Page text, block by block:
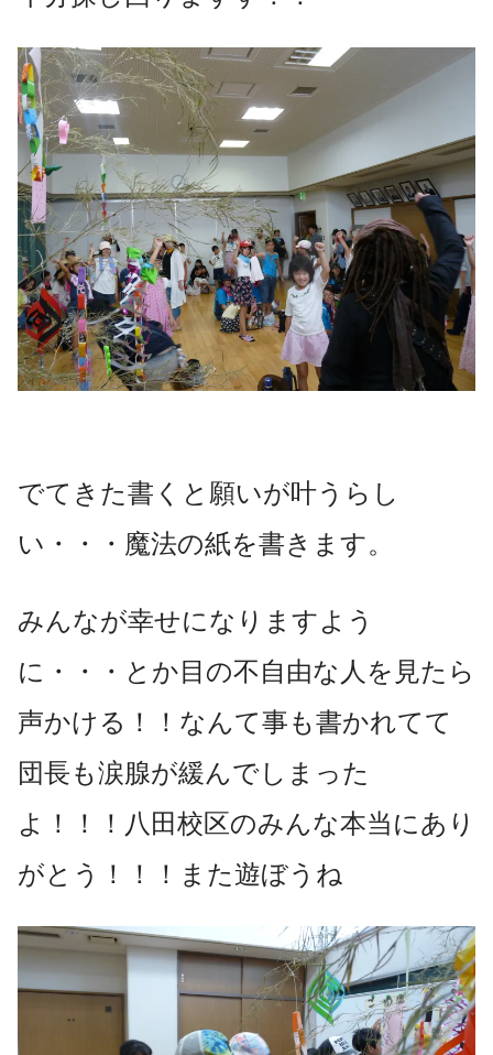
でてきた書くと願いが叶うらし
い・・・魔法の紙を書きます。
みんなが幸せになりますよう
に・・・とか目の不自由な人を見たら
声かける！！なんて事も書かれてて
団長も涙腺が緩んでしまった
よ！！！八田校区のみんな本当にあり
がとう！！！また遊ぼうね